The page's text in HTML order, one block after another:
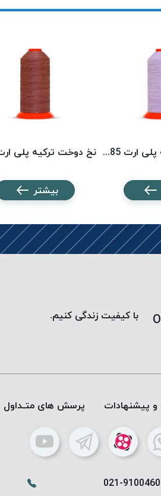
نخ دوخت ترکیه پلی ارت 8585 POLYART
بیشتر
با کیفیت زندگی کنیم.
و پیشنهادات پرسش های متـداول
021-